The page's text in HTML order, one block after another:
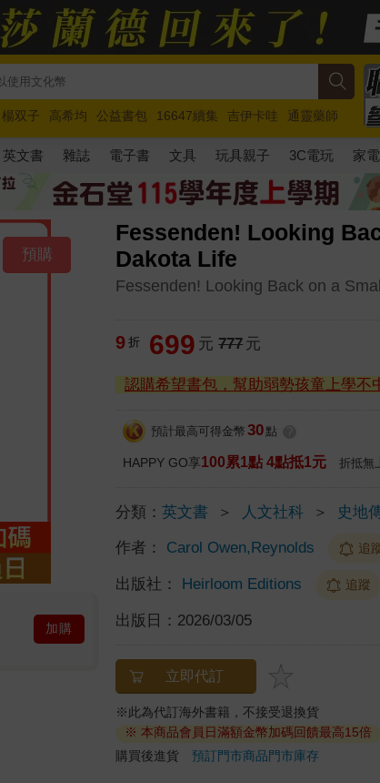
楊双子 高希均 公益書包 16647續集 吉伊卡哇
通靈藥師
新作 馬斯克 玩具總動員5 超慢跑
英文書 雜誌 電子書 文具 玩具親子 3C電玩 家電
Fessenden! Looking
Dakota Life
Fessenden! Looking Back on a
預購
加購
9 折 699 元 777 元
認購希望書包，幫助弱勢孩童上學不
預計最高可得金幣 30 點
HAPPY GO享100累1點 4點抵1元 折抵無
分類：英文書 ＞ 人文社科 ＞ 史地
作者： Carol Owen,Reynolds 追
出版社： Heirloom Editions 追蹤
出版日： 2026/03/05
立即代訂
※此為代訂海外書籍，不接受退換貨
※ 本商品會員日滿額金幣加碼回饋最高15倍
購買後進貨預訂門市商品門市庫存